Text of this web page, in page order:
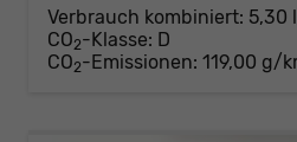
Verbrauch kombiniert: 5,30
CO2-Klasse: D
CO2-Emissionen: 119,00 g/